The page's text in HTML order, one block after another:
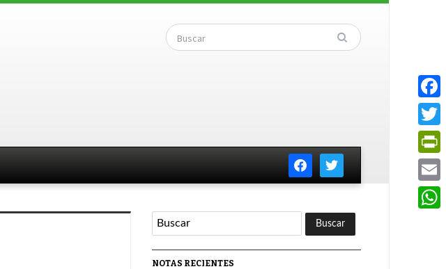
facebooktwitter
NOTAS RECIENTES
Email